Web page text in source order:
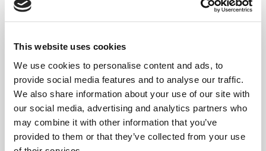
This website uses cookies
We use cookies to personalise content and ads, to
provide social media features and to analyse our traffic.
We also share information about your use of our site with
our social media, advertising and analytics partners who
may combine it with other information that you’ve
provided to them or that they’ve collected from your use
Atal, lleihau, hepgor neu ganslo
Diwygio’ch dyddiad ad-dalu, neu
ledaenu taliadau’n wahanol
Cymorth i gael gafael ar
arweiniad ariannol, neu gyngor am
ddim ar ddyledion